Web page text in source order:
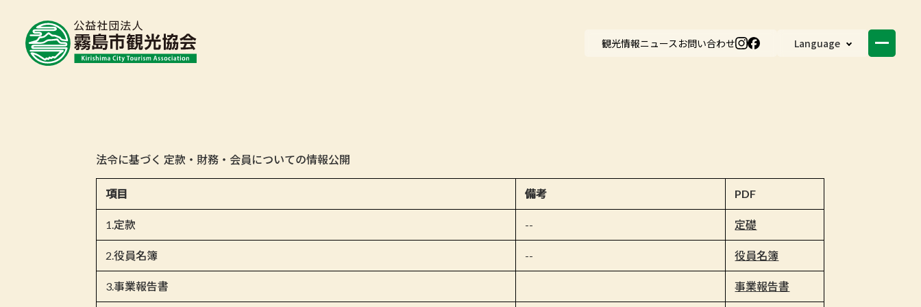
観光情報ニュース お問い合わせ Language
法令に基づく 定款・財務・会員についての情報公開
項目 備考 PDF
1.定款 -- 定礎
2.役員名簿 -- 役員名簿
3.事業報告書 事業報告書